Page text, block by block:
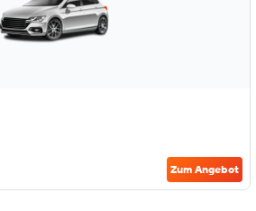
Zum Angebot